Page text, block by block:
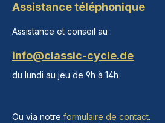
Assistance téléphonique
Assistance et conseil au :
info@classic-cycle.de
du lundi au jeu de 9h à 14h
Ou via notre formulaire de contact.